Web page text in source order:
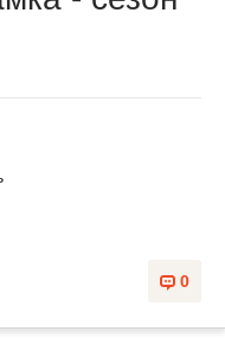
0